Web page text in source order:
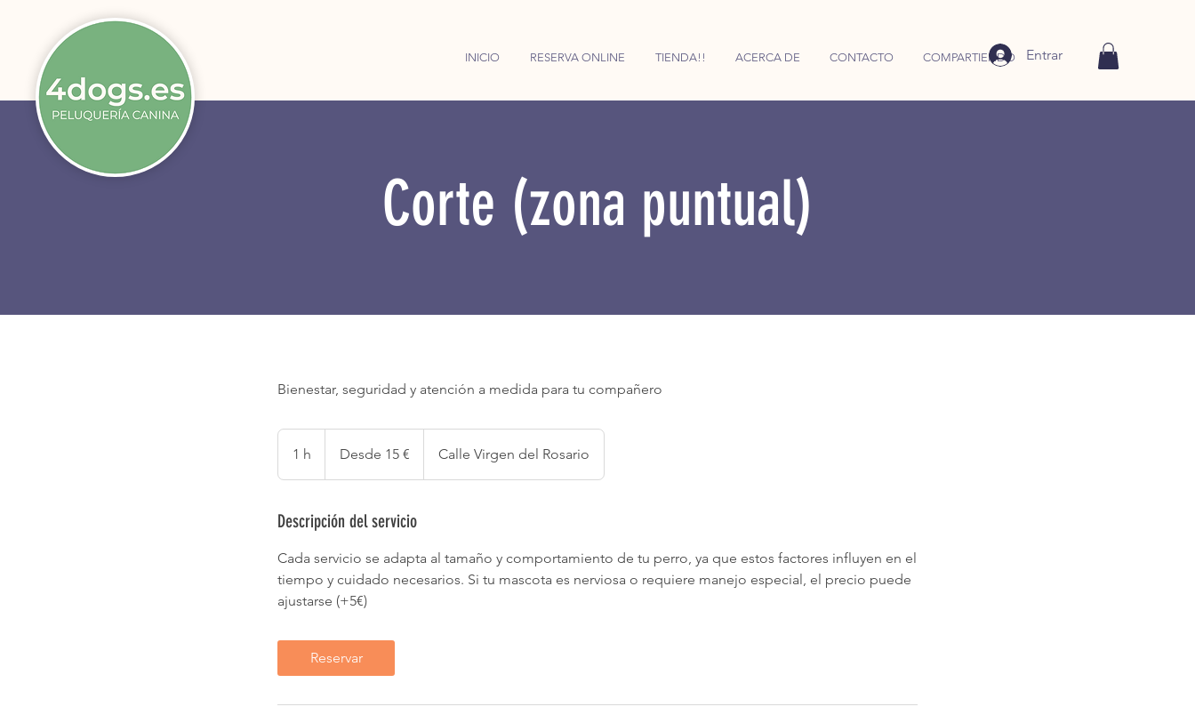
Entrar
INICIO RESERVA ONLINE TIENDA!! ACERCA DE CONTACTO COMPARTIENDO
Corte (zona puntual)
Bienestar, seguridad y atención a medida para tu compañero
1 h
eurosDesde 15 € Calle Virgen del Rosario
Descripción del servicio
Cada servicio se adapta al tamaño y comportamiento de tu perro, ya que estos factores influyen en el
tiempo y cuidado necesarios. Si tu mascota es nerviosa o requiere manejo especial, el precio puede
ajustarse (+5€)
Reservar